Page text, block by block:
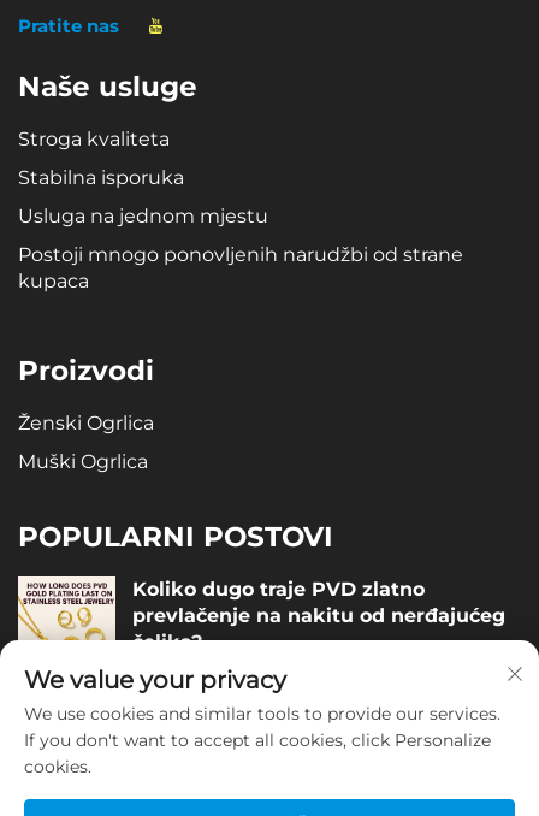
Pratite nas
Naše usluge
Stroga kvaliteta
Stabilna isporuka
Usluga na jednom mjestu
Postoji mnogo ponovljenih narudžbi od strane
kupaca
Proizvodi
Ženski Ogrlica
Muški Ogrlica
POPULARNI POSTOVI
Koliko dugo traje PVD zlatno
prevlačenje na nakitu od nerđajućeg
čelika?
December 05, 2025
Kako procijeniti kvalitetu nakita od
December 04, 2025
We value your privacy
We use cookies and similar tools to provide our services.
If you don't want to accept all cookies, click Personalize
cookies.